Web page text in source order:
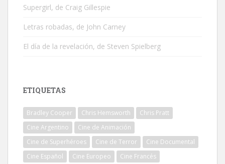
Supergirl, de Craig Gillespie
Letras robadas, de John Carney
El día de la revelación, de Steven Spielberg
ETIQUETAS
Bradley Cooper Chris Hemsworth
Chris Pratt
Cine Argentino
Cine de Animación
Cine de Superhéroes
Cine de Terror
Cine Documental
Cine Español
Cine Europeo
Cine Francés